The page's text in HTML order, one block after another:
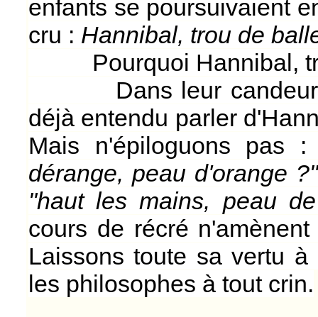
enfants se poursuivaient
cru : Hannibal, trou de
Pourquoi Hannibal,
Dans leur candeur
déjà entendu parler
Mais n'épiloguons pas
dérange, peau d'orange
"haut les mains, peau
cours de récré
Laissons toute sa vertu
les philosophes à tout crin.